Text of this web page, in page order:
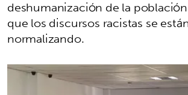
deshumanización de la
que los discursos racistas se
normalizando.